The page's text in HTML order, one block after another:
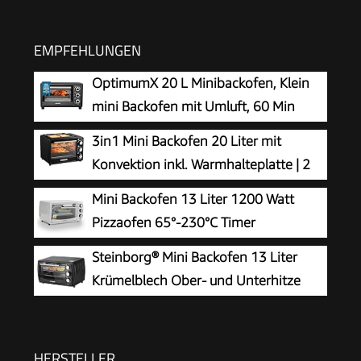
EMPFEHLUNGEN
OptimumX 20 L Minibackofen, Klein
mini Backofen mit Umluft, 60 Min
Timer, Pizza-Ofen, 1380 W, Schwarz
3in1 Mini Backofen 20 Liter mit
Konvektion inkl. Warmhalteplatte | 2
Backbleche + Grillrost | Minibackofen | Pizza-
Ofen | zuschaltbare Umluft | abnehmbare
Grillplatte | 60 min.Timer | 1300W
Mini Backofen 13 Liter 1200 Watt
Pizzaofen 65°-230°C Timer
aufklappbares Krümelblech
Minibackofen Kleiner Oven
Steinborg® Mini Backofen 13 Liter
Krümelblech Ober- und Unterhitze
freistehend stufenlose Temperaturregelung bis